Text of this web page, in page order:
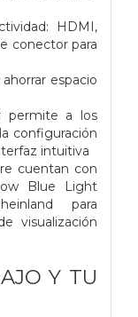
HDMI,
conector para
espacio
permite a los
configuración
intuitiva
cuentan con
Blue Light
para
visualización
Y TU